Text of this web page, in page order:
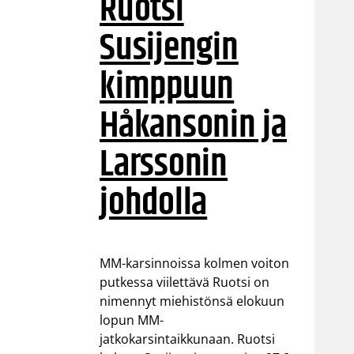
Susijengin
kimppuun
Håkansonin ja
Larssonin
johdolla
MM-karsinnoissa kolmen voiton
putkessa viilettävä Ruotsi on
nimennyt miehistönsä elokuun
lopun MM-
jatkokarsintaikkunaan. Ruotsi